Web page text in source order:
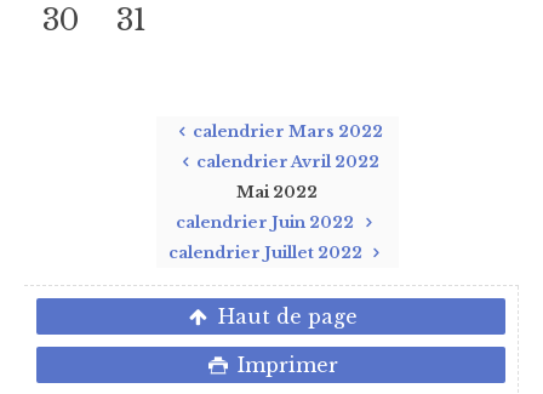
30
31
calendrier Mars 2022
calendrier Avril 2022
Mai 2022
calendrier Juin 2022
calendrier Juillet 2022
Haut de page
Imprimer